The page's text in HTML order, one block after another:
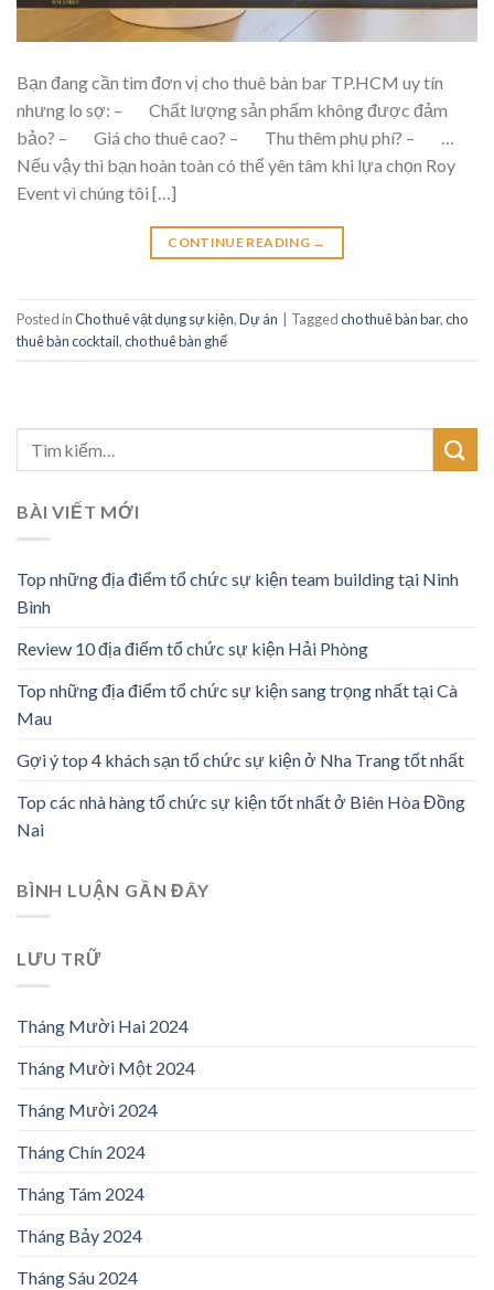
Bạn đang cần tìm đơn vị cho thuê bàn bar TP.HCM uy tín
nhưng lo sợ: – Chất lượng sản phẩm không được đảm
bảo? – Giá cho thuê cao? – Thu thêm phụ phí? – …
Nếu vậy thì bạn hoàn toàn có thể yên tâm khi lựa chọn Roy
Event vì chúng tôi […]
CONTINUE READING →
Posted inCho thuê vật dụng sự kiện,Dự án | Taggedcho thuê bàn bar,cho
thuê bàn cocktail,cho thuê bàn ghế
BÀI VIẾT MỚI
Top những địa điểm tổ chức sự kiện team building tại Ninh
Bình
Review 10 địa điểm tổ chức sự kiện Hải Phòng
Top những địa điểm tổ chức sự kiện sang trọng nhất tại Cà
Mau
Gợi ý top 4 khách sạn tổ chức sự kiện ở Nha Trang tốt nhất
Top các nhà hàng tổ chức sự kiện tốt nhất ở Biên Hòa Đồng
Nai
BÌNH LUẬN GẦN ĐÂY
LƯU TRỮ
Tháng Mười Hai 2024
Tháng Mười Một 2024
Tháng Mười 2024
Tháng Chín 2024
Tháng Tám 2024
Tháng Bảy 2024
Tháng Sáu 2024